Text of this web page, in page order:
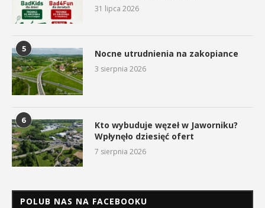
31 lipca 2026
5 Nocne utrudnienia na zakopiance
3 sierpnia 2026
6
Kto wybuduje węzeł w Jaworniku?
Wpłynęło dziesięć ofert
7 sierpnia 2026
POLUB NAS NA FACEBOOKU